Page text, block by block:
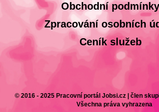
Obchodní podmínky
Zpracování osobních
Ceník služeb
© 2016 - 2025 Pracovní portál Jobsi.cz | člen
Všechna práva vyhrazena